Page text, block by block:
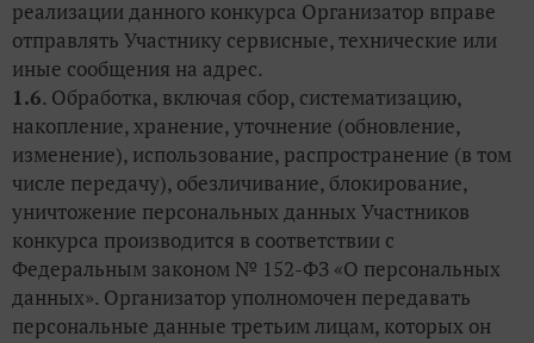
реализации данного конкурса Организатор вправе
отправлять Участнику сервисные, технические или
иные сообщения на адрес.
1.6. Обработка, включая сбор, систематизацию,
накопление, хранение, уточнение (обновление,
изменение), использование, распространение (в том
числе передачу), обезличивание, блокирование,
уничтожение персональных данных Участников
конкурса производится в соответствии с
Федеральным законом № 152-ФЗ «О персональных
данных». Организатор уполномочен передавать
персональные данные третьим лицам, которых он